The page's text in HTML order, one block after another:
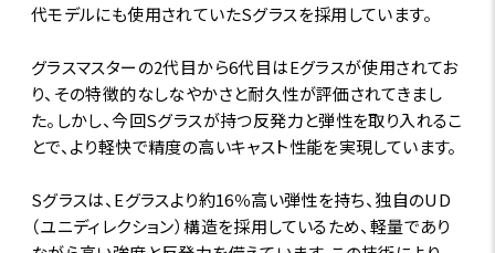
代モデルにも使用されていたSグラスを採用しています。
グラスマスターの2代目から6代目はEグラスが使用されてお
り、その特徴的なしなやかさと耐久性が評価されてきまし
た。しかし、今回Sグラスが持つ反発力と弾性を取り入れるこ
とで、より軽快で精度の高いキャスト性能を実現しています。
Sグラスは、Eグラスより約16％高い弾性を持ち、独自のUD
（ユニディレクション）構造を採用しているため、軽量であり